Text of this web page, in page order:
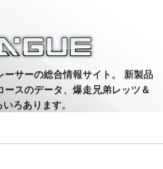
サーの総合情報サイト。 新製品
スのデータ、爆走兄弟レッツ＆
ろあります。